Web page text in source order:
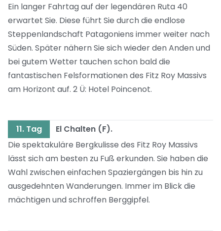
Ein langer Fahrtag auf der legendären Ruta 40
erwartet Sie. Diese führt Sie durch die endlose
Steppenlandschaft Patagoniens immer weiter nach
Süden. Später nähern Sie sich wieder den Anden und
bei gutem Wetter tauchen schon bald die
fantastischen Felsformationen des Fitz Roy Massivs
am Horizont auf. 2 Ü: Hotel Poincenot.
11. Tag
El Chalten (F).
Die spektakuläre Bergkulisse des Fitz Roy Massivs
lässt sich am besten zu Fuß erkunden. Sie haben die
Wahl zwischen einfachen Spaziergängen bis hin zu
ausgedehnten Wanderungen. Immer im Blick die
mächtigen und schroffen Berggipfel.